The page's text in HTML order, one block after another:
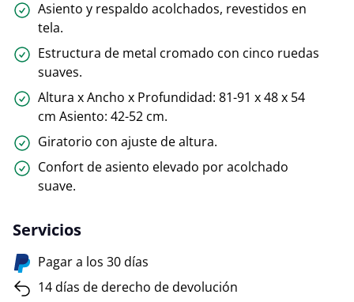
Asiento y respaldo acolchados, revestidos en
tela.
Estructura de metal cromado con cinco ruedas
suaves.
Altura x Ancho x Profundidad: 81-91 x 48 x 54
cm Asiento: 42-52 cm.
Giratorio con ajuste de altura.
Confort de asiento elevado por acolchado
suave.
Servicios
Pagar a los 30 días
14 días de derecho de devolución